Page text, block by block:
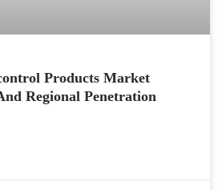
Products Market
Regional Penetration